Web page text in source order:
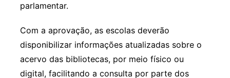
parlamentar.
Com a aprovação, as escolas deverão
disponibilizar informações atualizadas sobre o
acervo das bibliotecas, por meio físico ou
digital, facilitando a consulta por parte dos